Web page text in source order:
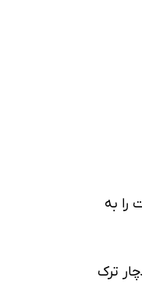
را به
ترک